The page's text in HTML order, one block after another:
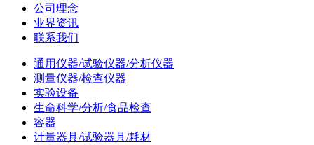
公司理念
业界资讯
联系我们
通用仪器/试验仪器/分析仪器
测量仪器/检查仪器
实验设备
生命科学/分析/食品检查
容器
计量器具/试验器具/耗材